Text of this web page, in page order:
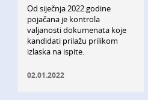
Od siječnja 2022.godine
pojačana je kontrola
valjanosti dokumenata koje
kandidati prilažu prilikom
izlaska na ispite.
02.01.2022